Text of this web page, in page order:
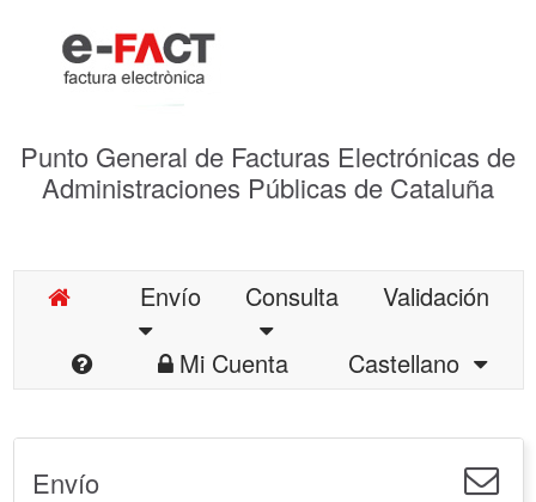
Punto General de Facturas Electrónicas de
Administraciones Públicas de Cataluña
Envío Consulta
Validación
Mi Cuenta
Castellano
Envío